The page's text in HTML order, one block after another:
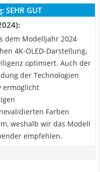
SEHR GUT
dem Modelljahr 2024
4K-OLED-Darstellung,
optimiert. Auch der
der Technologien
ermöglicht
Farben
weshalb wir das Modell
empfehlen.